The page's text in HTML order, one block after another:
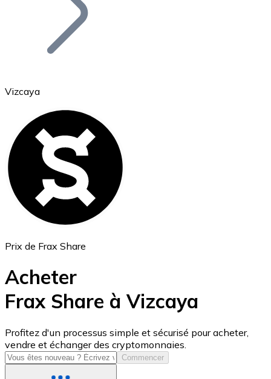
Ethereum
USD Coin
USDC
Vizcaya
Prix de Frax Share
Acheter
Frax Share à Vizcaya
Profitez d'un processus simple et sécurisé pour acheter,
vendre et échanger des cryptomonnaies.
Commencer